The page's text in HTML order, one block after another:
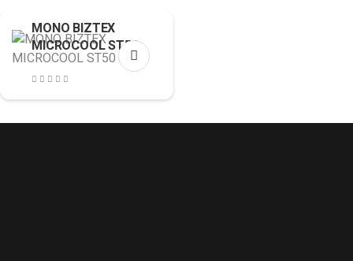
MONO BIZTEX
MICROCOOL ST50